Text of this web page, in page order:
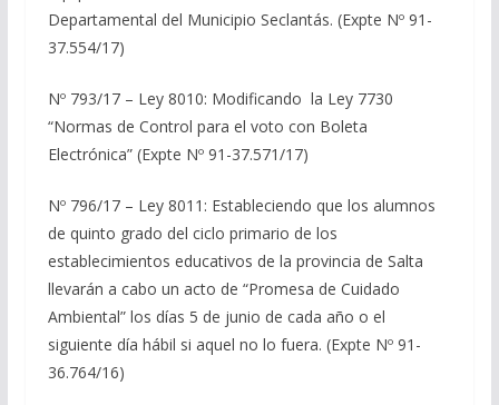
Departamental del Municipio Seclantás. (Expte Nº 91-
37.554/17)
Nº 793/17 – Ley 8010: Modificando la Ley 7730
“Normas de Control para el voto con Boleta
Electrónica” (Expte Nº 91-37.571/17)
Nº 796/17 – Ley 8011: Estableciendo que los alumnos
de quinto grado del ciclo primario de los
establecimientos educativos de la provincia de Salta
llevarán a cabo un acto de “Promesa de Cuidado
Ambiental” los días 5 de junio de cada año o el
siguiente día hábil si aquel no lo fuera. (Expte Nº 91-
36.764/16)